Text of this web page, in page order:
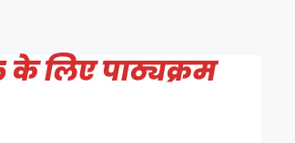
के लिए पाठ्यक्रम